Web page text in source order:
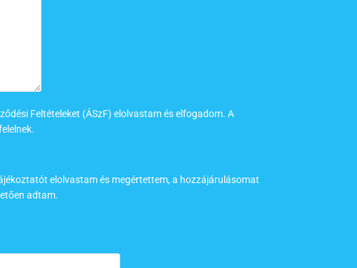
Feltételeket (ÁSzF) elolvastam és elfogadom. A
elolvastam és megértettem, a hozzájárulásomat
adtam.